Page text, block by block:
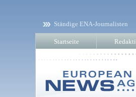
Ständige ENA-Journalisten
Startseite